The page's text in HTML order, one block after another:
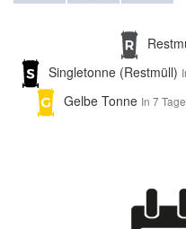
Singletonne (Restmüll)
Gelbe Tonne In 7